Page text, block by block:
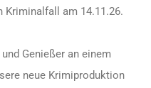
Kriminalfall am 14.11.26.
Genießer an einem
neue Krimiproduktion